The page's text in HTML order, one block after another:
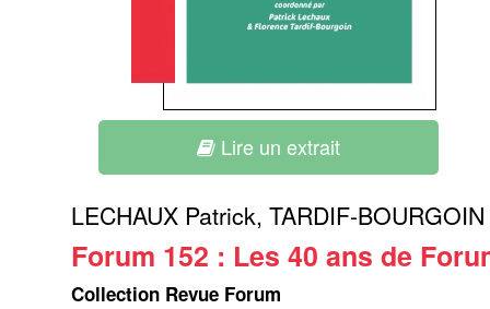
Lire un extrait
LECHAUX Patrick, TARDIF-
Forum 152 : Les 40 ans de
Collection Revue Forum